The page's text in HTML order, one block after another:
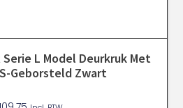
L Model Deurkruk Met
Geborsteld Zwart